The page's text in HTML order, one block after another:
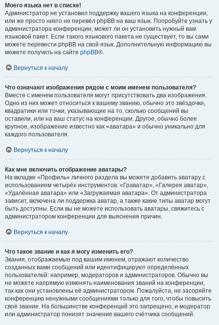
Моего языка нет в списке!
Администратор не установил поддержку вашего языка на конференции,
или же просто никто не перевёл phpBB на ваш язык. Попробуйте узнать у
администратора конференции, может ли он установить нужный вам
языковой пакет. Если такого языкового пакета не существует, то вы сами
можете перевести phpBB на свой язык. Дополнительную информацию вы
можете получить на сайте phpBB®.
Вернуться к началу
Что означают изображения рядом с моим именем пользователя?
Вместе с именем пользователя могут присутствовать два изображения.
Одно из них может относиться к вашему званию, обычно это звёздочки,
квадратики или точки, указывающие на то, сколько сообщений вы
оставили, или на ваш статус на конференции. Другое, обычно более
крупное, изображение известно как «аватара» и обычно уникально для
каждого пользователя.
Вернуться к началу
Как мне включить отображение аватары?
На вкладке «Профиль» личного раздела вы можете добавить аватару с
использованием четырёх инструментов: «Граватар», «Галерея аватар»,
«Удалённая аватара» или «Загружаемая аватара». От администратора
зависит, включена ли поддержка аватар, а также какие типы аватар могут
быть доступны. Если вы не можете использовать аватары, свяжитесь с
администратором конференции для выяснения причин.
Вернуться к началу
Что такое звание и как я могу изменить его?
Звания, отображаемые под вашим именем, отражают количество
созданных вами сообщений или идентифицируют определённых
пользователей: например, модераторов и администраторов. Обычно вы
не можете напрямую изменять наименования званий на конференции,
так как они установлены её администратором. Пожалуйста, не засоряйте
конференцию ненужными сообщениями только для того, чтобы повысить
своё звание. На большинстве конференций это запрещено, и модератор
или администратор понизят значение вашего счётчика сообщений.